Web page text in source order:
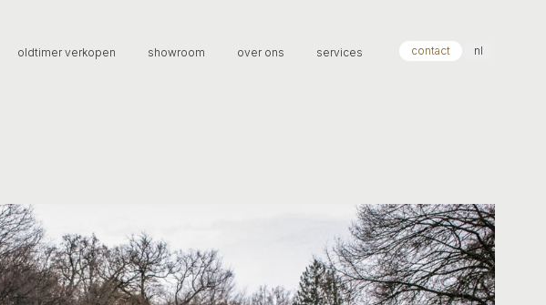
oldtimer verkopen showroom over ons services contact nl